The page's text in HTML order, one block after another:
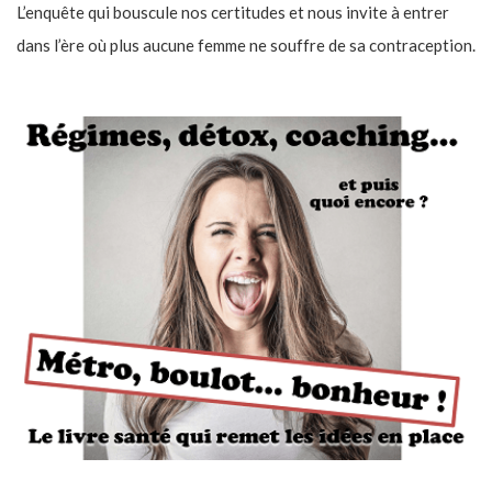
L’enquête qui bouscule nos certitudes et nous invite à entrer
dans l’ère où plus aucune femme ne souffre de sa contraception.